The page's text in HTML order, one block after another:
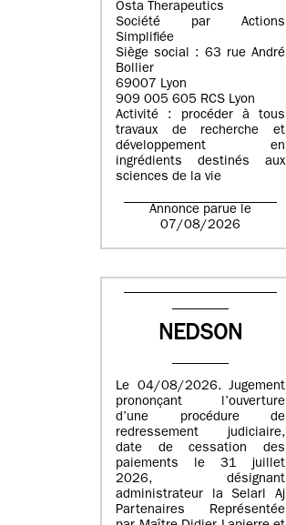
Osta Therapeutics
Société par Actions
Simplifiée
Siège social : 63 rue André
Bollier
69007 Lyon
909 005 605 RCS Lyon
Activité : procéder à tous
travaux de recherche et
développement en
ingrédients destinés aux
sciences de la vie
Annonce parue le
07/08/2026
NEDSON
Le 04/08/2026. Jugement
prononçant l’ouverture
d’une procédure de
redressement judiciaire,
date de cessation des
paiements le 31 juillet
2026, désignant
administrateur la Selarl Aj
Partenaires Représentée